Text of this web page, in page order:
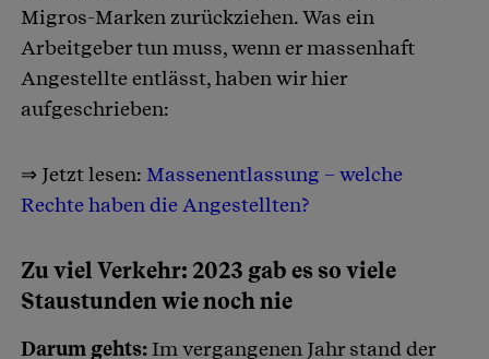
Migros-Marken zurückziehen. Was ein
Arbeitgeber tun muss, wenn er massenhaft
Angestellte entlässt, haben wir hier
aufgeschrieben:
⇒ Jetzt lesen: Massenentlassung – welche
Rechte haben die Angestellten?
Zu viel Verkehr: 2023 gab es so viele
Staustunden wie noch nie
Darum gehts:Im vergangenen Jahr stand der